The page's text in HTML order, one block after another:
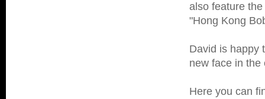
also feature
"Hong Kong
David is happy
new face in the
Here you can